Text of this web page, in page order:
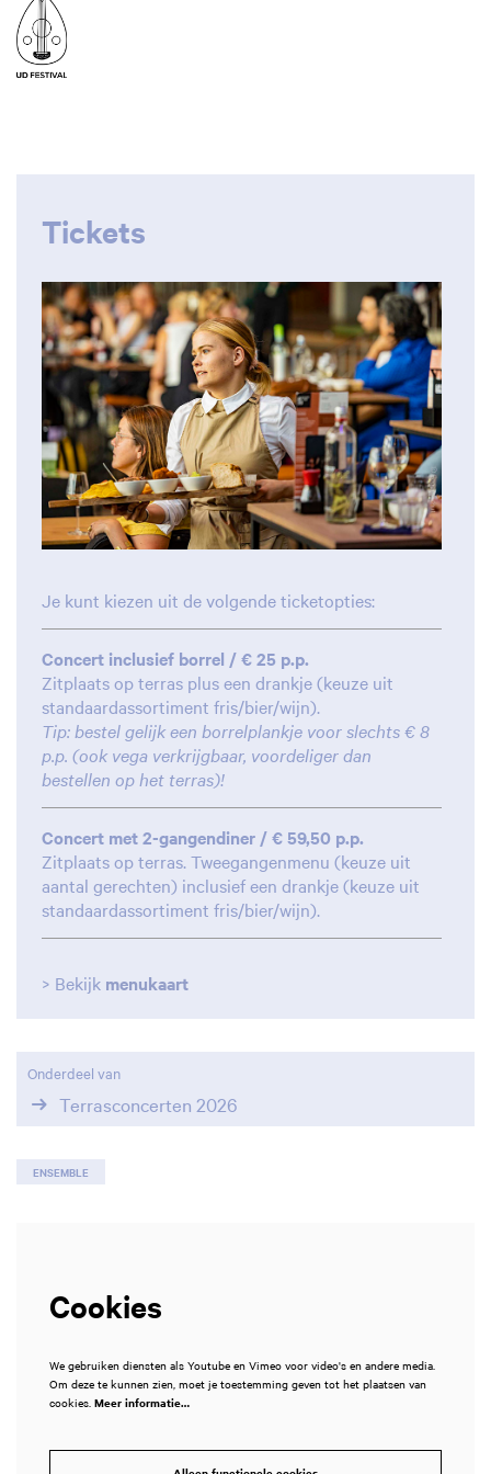
Tickets
Je kunt kiezen uit de volgende ticketopties:
Concert inclusief borrel / € 25 p.p.
Zitplaats op terras plus een drankje (keuze uit
standaardassortiment fris/bier/wijn).
Tip: bestel gelijk een borrelplankje voor slechts € 8
p.p. (ook vega verkrijgbaar, voordeliger dan
bestellen op het terras)!
Concert met 2-gangendiner / € 59,50 p.p.
Zitplaats op terras. Tweegangenmenu (keuze uit
aantal gerechten) inclusief een drankje (keuze uit
standaardassortiment fris/bier/wijn).
> Bekijk menukaart
Onderdeel van
Terrasconcerten 2026
ENSEMBLE
Cookies
We gebruiken diensten als Youtube en Vimeo voor video's en andere media.
Om deze te kunnen zien, moet je toestemming geven tot het plaatsen van
cookies. Meer informatie…